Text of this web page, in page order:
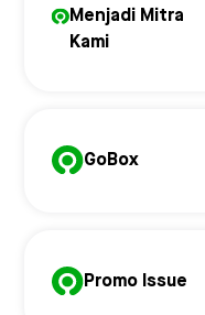
Menjadi Mitra
Kami
GoBox
Promo Issue